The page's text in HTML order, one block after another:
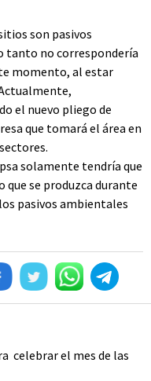
son pasivos
tanto no correspondería
momento, al estar
el nuevo pliego de
que tomará el área en
solamente tendría que
que se produzca durante
pasivos ambientales